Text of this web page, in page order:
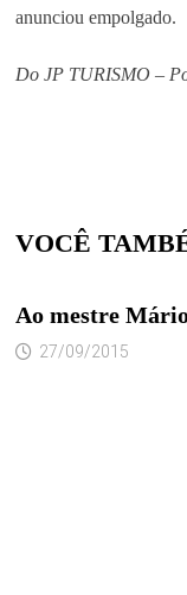
anunciou empolgado.
Do JP TURISMO –
VOCÊ
Ao mestre
27/09/2015